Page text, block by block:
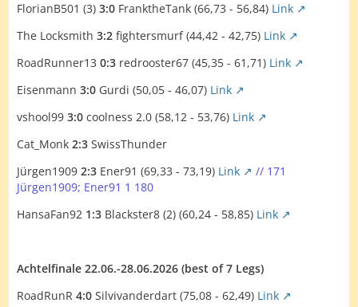
FlorianB501 (3) 3:0 FranktheTank (66,73 - 56,84) Link
The Locksmith 3:2 fightersmurf (44,42 - 42,75) Link
RoadRunner13 0:3 redrooster67 (45,35 - 61,71) Link
Eisenmann 3:0 Gurdi (50,05 - 46,07) Link
vshool99 3:0 coolness 2.0 (58,12 - 53,76) Link
Cat_Monk 2:3 SwissThunder
Jürgen1909 2:3 Ener91 (69,33 - 73,19) Link
// 171
Jürgen1909; Ener91 1 180
HansaFan92 1:3 Blackster8 (2) (60,24 - 58,85) Link
Achtelfinale 22.06.-28.06.2026 (best of 7 Legs)
RoadRunR 4:0 Silvivanderdart (75,08 - 62,49) Link